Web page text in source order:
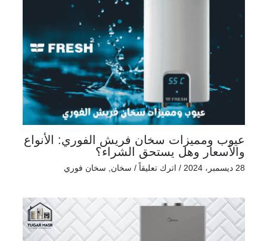
عيوب ومميزات سخان فريش الفوري: الأنواع
والأسعار وهل يستحق الشراء؟
28 ديسمبر، 2024 / اترك تعليقاً / سخان سخان فوري